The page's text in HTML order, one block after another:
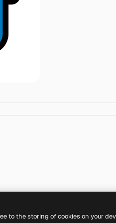
to the storing of cookies on your